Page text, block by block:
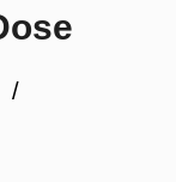
/